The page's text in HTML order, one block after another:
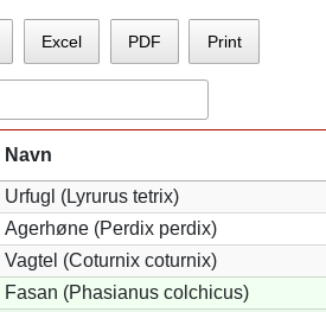
Excel PDF Print
Navn
Urfugl (Lyrurus tetrix)
Agerhøne (Perdix perdix)
Vagtel (Coturnix coturnix)
Fasan (Phasianus colchicus)